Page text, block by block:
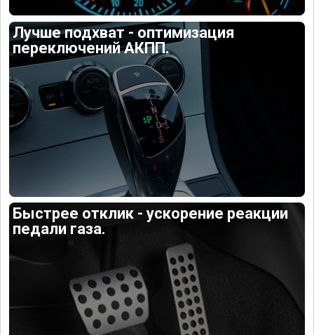
Лучше подхват - оптимизация
переключений АКПП.
Быстрее отклик - ускорение реакции
педали газа.